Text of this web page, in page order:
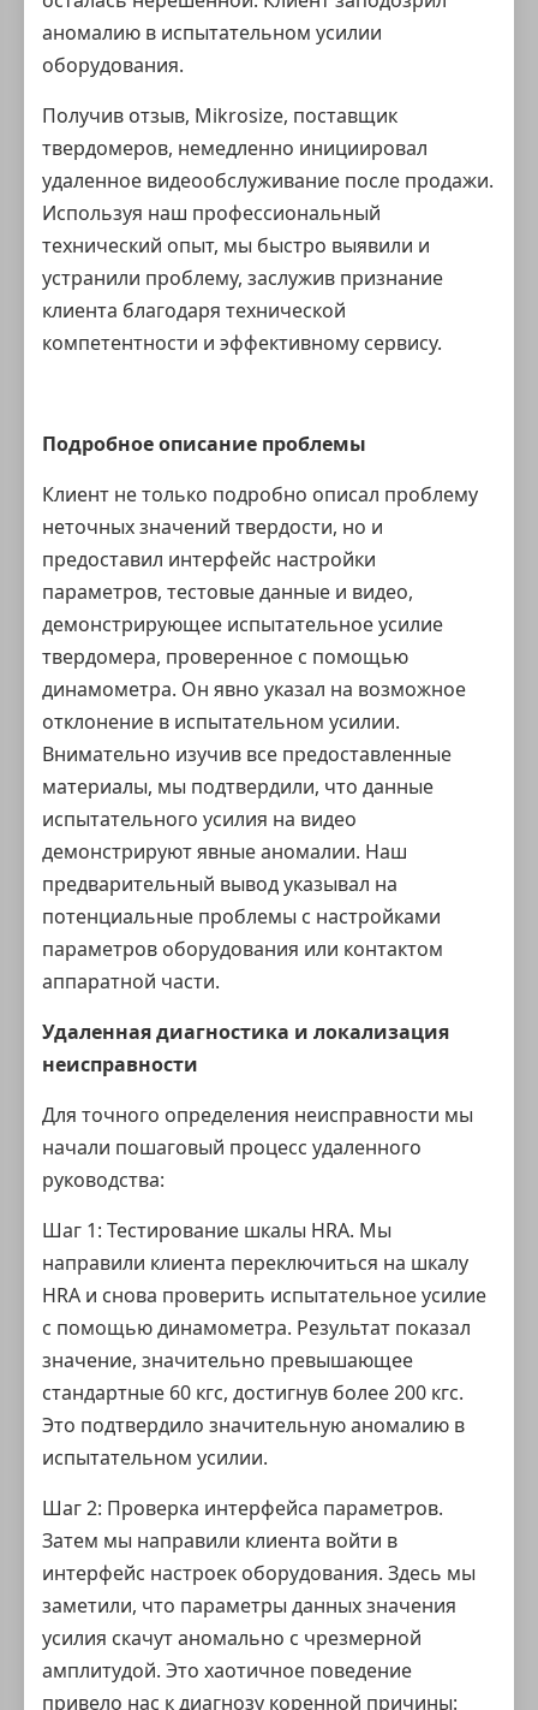
аномалию в испытательном усилии
оборудования.
Получив отзыв, Mikrosize, поставщик
твердомеров, немедленно инициировал
удаленное видеообслуживание после продажи.
Используя наш профессиональный
технический опыт, мы быстро выявили и
устранили проблему, заслужив признание
клиента благодаря технической
компетентности и эффективному сервису.
Подробное описание проблемы
Клиент не только подробно описал проблему
неточных значений твердости, но и
предоставил интерфейс настройки
параметров, тестовые данные и видео,
демонстрирующее испытательное усилие
твердомера, проверенное с помощью
динамометра. Он явно указал на возможное
отклонение в испытательном усилии.
Внимательно изучив все предоставленные
материалы, мы подтвердили, что данные
испытательного усилия на видео
демонстрируют явные аномалии. Наш
предварительный вывод указывал на
потенциальные проблемы с настройками
параметров оборудования или контактом
аппаратной части.
Удаленная диагностика и локализация
неисправности
Для точного определения неисправности мы
начали пошаговый процесс удаленного
руководства:
Шаг 1: Тестирование шкалы HRA. Мы
направили клиента переключиться на шкалу
HRA и снова проверить испытательное усилие
с помощью динамометра. Результат показал
значение, значительно превышающее
стандартные 60 кгс, достигнув более 200 кгс.
Это подтвердило значительную аномалию в
испытательном усилии.
Шаг 2: Проверка интерфейса параметров.
Затем мы направили клиента войти в
интерфейс настроек оборудования. Здесь мы
заметили, что параметры данных значения
усилия скачут аномально с чрезмерной
амплитудой. Это хаотичное поведение
привело нас к диагнозу коренной причины: